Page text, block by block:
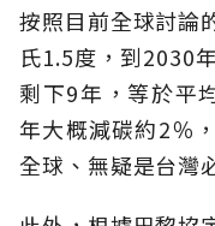
按照目前全球討論
氏1.5度，到2030
剩下9年，等於平
年大概減碳約2％
全球、無疑是台灣